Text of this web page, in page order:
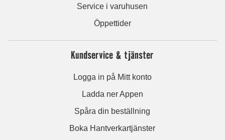
Service i varuhusen
Öppettider
Kundservice & tjänster
Logga in på Mitt konto
Ladda ner Appen
Spåra din beställning
Boka Hantverkartjänster